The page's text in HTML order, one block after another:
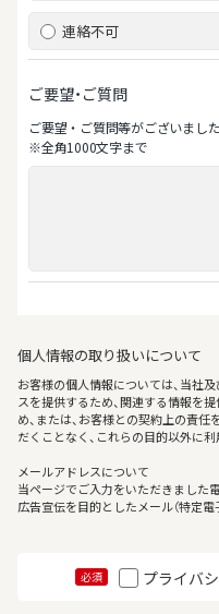
連絡不可
ご要望・ご質問
ご要望‧ご質問等がございまし
※全⾓1000⽂字まで
個人情報の取り扱いについて
お客様の個人情報については、当社
スを提供するため、関連する情報を
め、または、お客様との契約上の責
だくことなく、これらの目的以外に
メールアドレスについて
当ページでご入力をいただきました
広告宣伝を目的としたメール（特定
必須 プライバ